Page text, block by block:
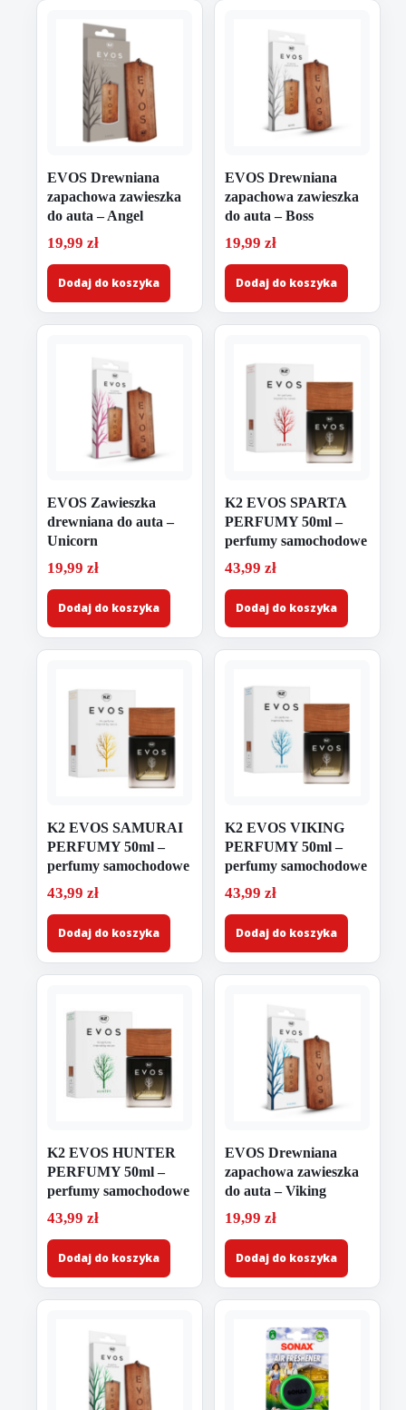
EVOS Drewniana
zapachowa zawieszka
do auta – Angel
19,99 zł
Dodaj do koszyka
EVOS Drewniana
zapachowa zawieszka
do auta – Boss
19,99 zł
Dodaj do koszyka
EVOS Zawieszka
drewniana do auta –
Unicorn
19,99 zł
Dodaj do koszyka
K2 EVOS SPARTA
PERFUMY 50ml –
perfumy samochodowe
43,99 zł
Dodaj do koszyka
K2 EVOS SAMURAI
PERFUMY 50ml –
perfumy samochodowe
43,99 zł
Dodaj do koszyka
K2 EVOS VIKING
PERFUMY 50ml –
perfumy samochodowe
43,99 zł
Dodaj do koszyka
K2 EVOS HUNTER
PERFUMY 50ml –
perfumy samochodowe
43,99 zł
Dodaj do koszyka
EVOS Drewniana
zapachowa zawieszka
do auta – Viking
19,99 zł
Dodaj do koszyka